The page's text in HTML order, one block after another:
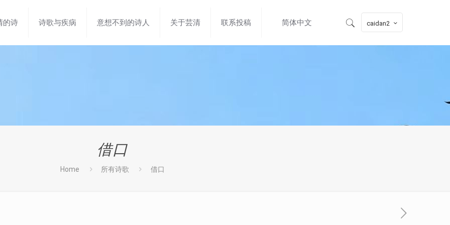
的诗 诗歌与疾病 意想不到的诗人 关于芸清 联系投稿 简体中文 caidan2
借口
Home 所有诗歌 借口